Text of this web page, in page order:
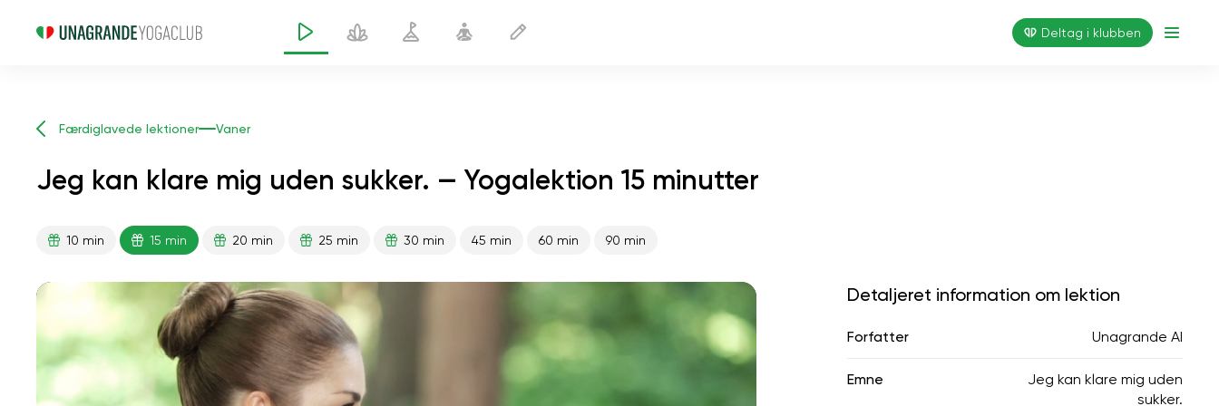
Deltag i klubben
Færdiglavede lektioner Vaner
Jeg kan klare mig uden sukker. — Yogalektion 15 minutter
10 min 15 min 20 min 25 min 30 min 45 min 60 min 90 min
Detaljeret information om lektion
Forfatter Unagrande AI
Emne
Jeg kan klare mig uden
sukker.